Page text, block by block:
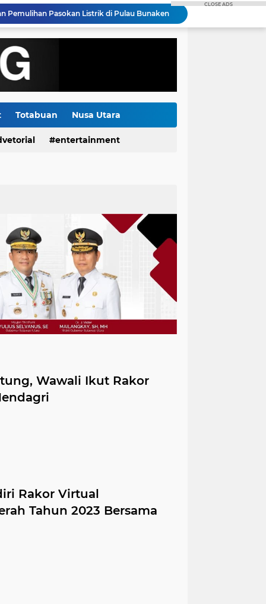
Semangat HUT RI ke-81, PLN Dorong Digitalisasi Pendidikan di SMP Negeri 1 Palu Lewat Program TJSL
Menjelang HUT RI ke-81: Bentangkan Kabel Laut 1,95 KMS, PLN Nyalakan Listrik Perdana di Pulau Dudepo dan Tuntaskan 100 Persen Rasio Desa Berlistrik Provinsi Gorontalo
Jelang Hari Kemerdekaan ke-81 RI, PLN UP3 Tahuna Gelar Apel dan Inspeksi Peralatan Guna Pastikan Keandalan Listrik Kepulauan Nusa Utara
Pemulihan Pasokan Listrik di Pulau Bunaken
Totabuan Nusa Utara
entertainment
Wawali Ikut Rakor
Rakor Virtual
Tahun 2023 Bersama
CLOSE ADS